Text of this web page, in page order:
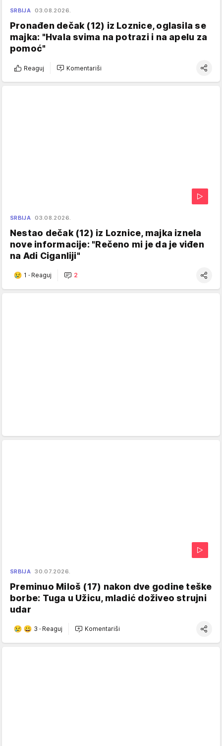
SRBIJA 03.08.2026.
Pronađen dečak (12) iz Loznice, oglasila se
majka: "Hvala svima na potrazi i na apelu za
pomoć"
Reaguj Komentariši
SRBIJA 03.08.2026.
Nestao dečak (12) iz Loznice, majka iznela
nove informacije: "Rečeno mi je da je viđen
na Adi Ciganliji"
1 · Reaguj 2
SRBIJA 30.07.2026.
Preminuo Miloš (17) nakon dve godine teške
borbe: Tuga u Užicu, mladić doživeo strujni
udar
3 · Reaguj Komentariši